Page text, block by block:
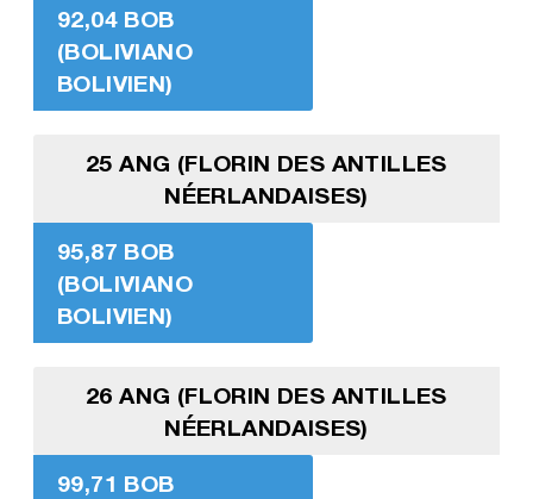
92,04 BOB
(BOLIVIANO
BOLIVIEN)
25 ANG (FLORIN DES ANTILLES
NÉERLANDAISES)
95,87 BOB
(BOLIVIANO
BOLIVIEN)
26 ANG (FLORIN DES ANTILLES
NÉERLANDAISES)
99,71 BOB